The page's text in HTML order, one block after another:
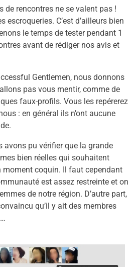
de rencontres ne se valent pas !
escroqueries. C’est d’ailleurs bien
le temps de tester pendant 1
avant de rédiger nos avis et
Gentlemen, nous donnons
pas vous mentir, comme de
faux-profils. Vous les repérerez
: en général ils n’ont aucune
avons pu vérifier que la grande
bien réelles qui souhaitent
moment coquin. Il faut cependant
est assez restreinte et on
de notre région. D’autre part,
qu’il y ait des membres